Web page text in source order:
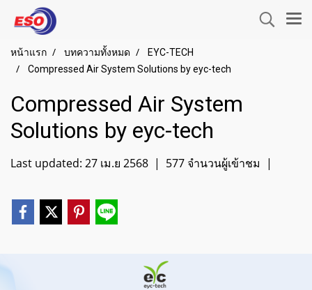
หน้าแรก บทความทั้งหมด
EYC-TECH
Compressed Air System Solutions by eyc-tech
Compressed Air System
Solutions by eyc-tech
Last updated: 27 เม.ย 2568 | 577 จำนวนผู้เข้าชม |